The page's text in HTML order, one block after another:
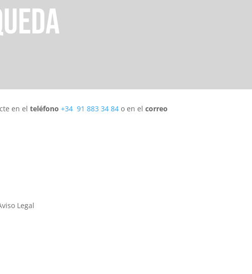
en elteléfono +34 91 883 34 84 o en elcorreo
Legal